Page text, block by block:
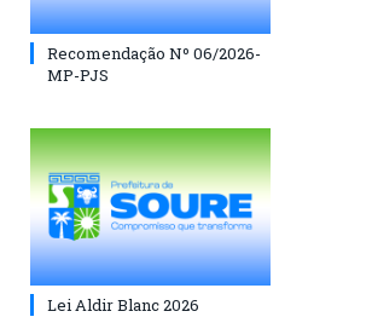
Recomendação Nº 06/2026-
MP-PJS
Lei Aldir Blanc 2026